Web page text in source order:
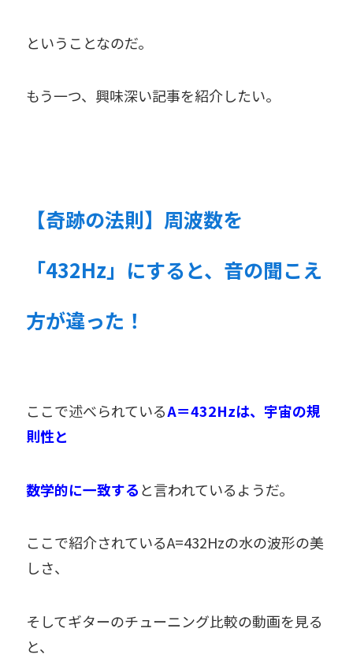
ということなのだ。
もう一つ、興味深い記事を紹介したい。
【奇跡の法則】周波数を
「432Hz」にすると、音の聞こえ
方が違った！
ここで述べられているA＝432Hzは、宇宙の規
則性と
数学的に一致すると言われているようだ。
ここで紹介されているA=432Hzの水の波形の美
しさ、
そしてギターのチューニング比較の動画を見る
と、